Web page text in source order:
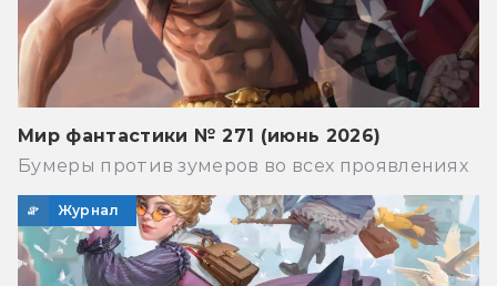
Мир фантастики № 271 (июнь 2026)
Бумеры против зумеров во всех проявлениях
Журнал